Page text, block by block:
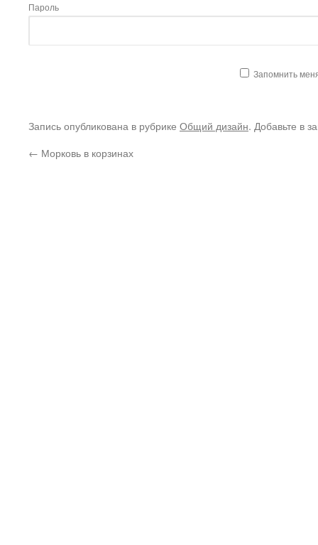
Пароль
Запомнить
Запись опубликована в рубрике Общий дизайн. Добавьте в
← Морковь в корзинах